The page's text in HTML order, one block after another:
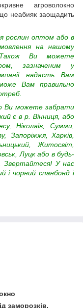
агроволокно
неабияк заощадить
рослин оптом або в
на нашому
Також Ви можете
зазначеним у
надасть Вам
Вам правильно
Ви можете забрати
є в р. Вінниця, або
Ніколаїв, Сумми,
Запоріжжя, Харків,
Житосвіт,
Луцк або в будь-
Звертайтеся! У нас
і чорний спанбонд і
заморозків,